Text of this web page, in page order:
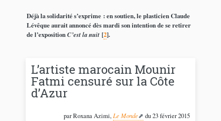
Déjà la solidarité s’exprime : en soutien, le plasticien Claude
Lévêque aurait annoncé dès mardi son intention de se retirer
de l’expositionC’est la nuit[2].
L’artiste marocain Mounir
Fatmi censuré sur la Côte
d’Azur
par Roxana Azimi,Le Monde du 23 février 2015